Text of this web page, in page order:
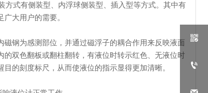
式有侧装型、内浮球侧装型、插入型等方式。其中有
广大用户的需要。
钢为感测部位，并通过磁浮子的耦合作用来反映液面
双色翻板或翻柱翻转，有液位时转示红色、无液位时
的刻度标尺，从而使液位的指示显得更加清晰。

